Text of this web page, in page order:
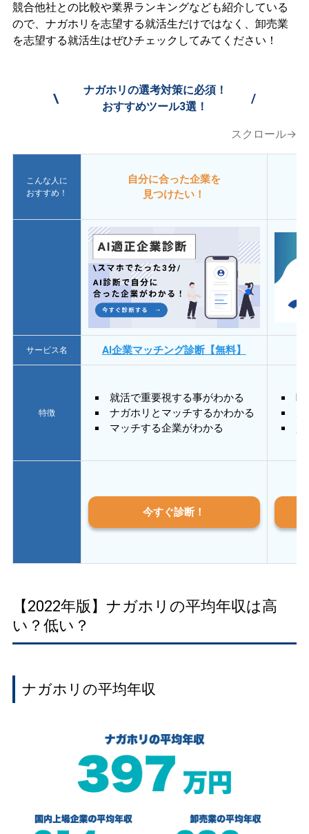
競合他社との比較や業界ランキングなども紹介している
ので、ナガホリを志望する就活生だけではなく、卸売業
を志望する就活生はぜひチェックしてみてください！
\
ナガホリの選考対策に必須！
おすすめツール3選！
/
スクロール→
こんな人に
おすすめ！
自分に合った企業を
見つけたい！
サービス名 AI企業マッチング診断【無料】
特徴
就活で重要視する事がわかる
ナガホリとマッチするかわかる
マッチする企業がわかる
質
今すぐ診断！
【2022年版】ナガホリの平均年収は高
い？低い？
ナガホリの平均年収